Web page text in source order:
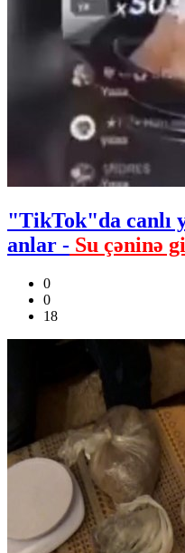
"TikTok"da canlı
anlar - Su çəninə
0
0
18